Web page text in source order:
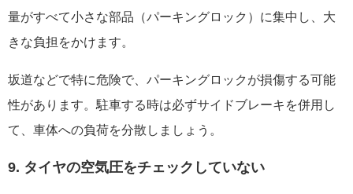
量がすべて小さな部品（パーキングロック）に集中し、大
きな負担をかけます。
坂道などで特に危険で、パーキングロックが損傷する可能
性があります。駐車する時は必ずサイドブレーキを併用し
て、車体への負荷を分散しましょう。
9. タイヤの空気圧をチェックしていない